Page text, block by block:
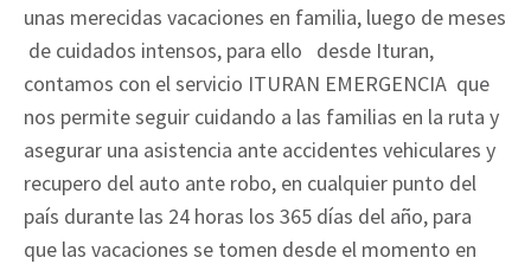
unas merecidas vacaciones en familia, luego de meses
de cuidados intensos, para ello desde Ituran,
contamos con el servicio ITURAN EMERGENCIA que
nos permite seguir cuidando a las familias en la ruta y
asegurar una asistencia ante accidentes vehiculares y
recupero del auto ante robo, en cualquier punto del
país durante las 24 horas los 365 días del año, para
que las vacaciones se tomen desde el momento en